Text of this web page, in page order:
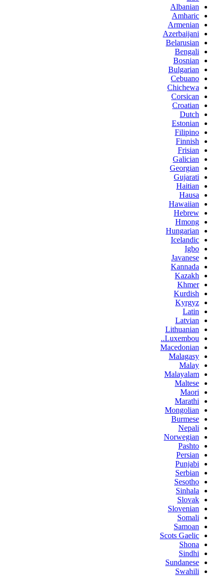
Albanian
Amharic
Armenian
Azerbaijani
Belarusian
Bengali
Bosnian
Bulgarian
Cebuano
Chichewa
Corsican
Croatian
Dutch
Estonian
Filipino
Finnish
Frisian
Galician
Georgian
Gujarati
Haitian
Hausa
Hawaiian
Hebrew
Hmong
Hungarian
Icelandic
Igbo
Javanese
Kannada
Kazakh
Khmer
Kurdish
Kyrgyz
Latin
Latvian
Lithuanian
Luxembou..
Macedonian
Malagasy
Malay
Malayalam
Maltese
Maori
Marathi
Mongolian
Burmese
Nepali
Norwegian
Pashto
Persian
Punjabi
Serbian
Sesotho
Sinhala
Slovak
Slovenian
Somali
Samoan
Scots Gaelic
Shona
Sindhi
Sundanese
Swahili